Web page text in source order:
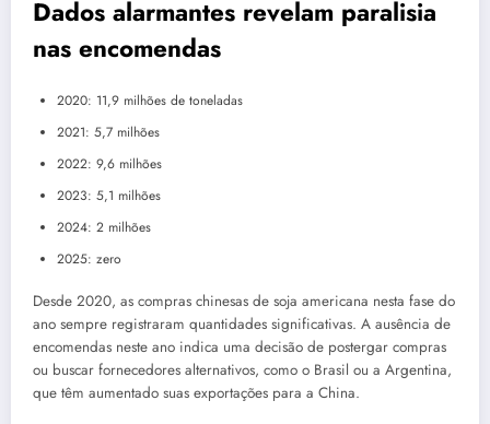
Dados alarmantes revelam paralisia
nas encomendas
2020: 11,9 milhões de toneladas
2021: 5,7 milhões
2022: 9,6 milhões
2023: 5,1 milhões
2024: 2 milhões
2025: zero
Desde 2020, as compras chinesas de soja americana nesta fase do
ano sempre registraram quantidades significativas. A ausência de
encomendas neste ano indica uma decisão de postergar compras
ou buscar fornecedores alternativos, como o Brasil ou a Argentina,
que têm aumentado suas exportações para a China.